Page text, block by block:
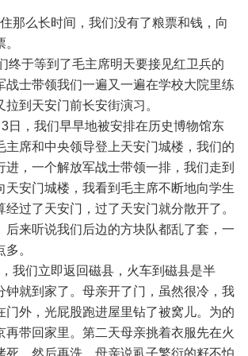
么长时间，我们没有了粮票和钱，向
于等到了毛主席明天要接见红卫兵的
战士带领我们一遍又一遍在学校大院里练
到天安门前长安街演习。
，我们早早地被安排在历史博物馆东
主席和中央领导登上天安门城楼，我们的
进，一个解放军战士带领一排，我们走到
天安门城楼，我看到毛主席不断地向学生
过了天安门，过了天安门就分散开了。
后来听说我们后边的方块队都乱了套，一
。
们立即返回磁县，火车到磁县是半
钟就到家了。母亲开了门，虽然很冷，我
门外，光屁股跑进屋里钻了被窝儿。为的
再带回家里。第二天母亲挑着衣服先在火
死，然后再洗。母亲说虱子繁衍的籽不怕